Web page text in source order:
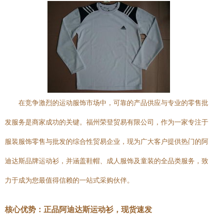
在竞争激烈的运动服饰市场中，可靠的产品供应与专业的零售批
发服务是商家成功的关键。福州荣登贸易有限公司，作为一家专注于
服装服饰零售与批发的综合性贸易企业，现为广大客户提供热门的阿
迪达斯品牌运动衫，并涵盖鞋帽、成人服饰及童装的全品类服务，致
力于成为您最值得信赖的一站式采购伙伴。
核心优势：正品阿迪达斯运动衫，现货速发